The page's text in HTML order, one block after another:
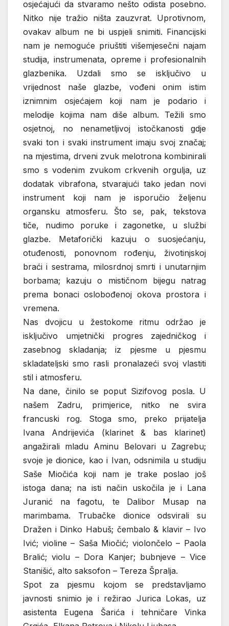
osjećajući da stvaramo nešto odista posebno.
Nitko nije tražio ništa zauzvrat. Uprotivnom,
ovakav album ne bi uspjeli snimiti. Financijski
nam je nemoguće priuštiti višemjesečni najam
studija, instrumenata, opreme i profesionalnih
glazbenika. Uzdali smo se isključivo u
vrijednost naše glazbe, vođeni onim istim
iznimnim osjećajem koji nam je podario i
melodije kojima nam diše album. Težili smo
osjetnoj, no nenametljivoj istočkanosti gdje
svaki ton i svaki instrument imaju svoj značaj;
na mjestima, drveni zvuk melotrona kombinirali
smo s vodenim zvukom crkvenih orgulja, uz
dodatak vibrafona, stvarajući tako jedan novi
instrument koji nam je isporučio željenu
organsku atmosferu. Što se, pak, tekstova
tiče, nudimo poruke i zagonetke, u službi
glazbe. Metaforički kazuju o suosjećanju,
otuđenosti, ponovnom rođenju, životinjskoj
braći i sestrama, milosrdnoj smrti i unutarnjim
borbama; kazuju o mističnom bijegu natrag
prema bonaci oslobođenoj okova prostora i
vremena.
Nas dvojicu u žestokome ritmu održao je
isključivo umjetnički progres zajedničkog i
zasebnog skladanja; iz pjesme u pjesmu
skladateljski smo rasli pronalazeći svoj vlastiti
stil i atmosferu.
Na dane, činilo se poput Sizifovog posla. U
našem Zadru, primjerice, nitko ne svira
francuski rog. Stoga smo, preko prijatelja
Ivana Andrijevića (klarinet & bas klarinet)
angažirali mladu Aminu Belovari u Zagrebu;
svoje je dionice, kao i Ivan, odsnimila u studiju
Saše Miočića koji nam je trake poslao još
istoga dana; na isti način uskočila je i Lana
Juranić na fagotu, te Dalibor Musap na
marimbama. Trubačke dionice odsvirali su
Dražen i Dinko Habuš; čembalo & klavir – Ivo
Ivić; violine – Saša Miočić; violončelo – Paola
Bralić; violu – Dora Kanjer; bubnjeve – Vice
Stanišić, alto saksofon – Tereza Špralja.
Spot za pjesmu kojom se predstavljamo
javnosti snimio je i režirao Jurica Lokas, uz
asistenta Eugena Šarića i tehničare Vinka